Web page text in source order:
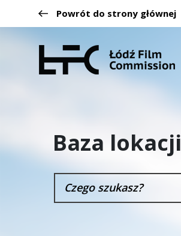
Powrót do strony głównej
Baza lokacji